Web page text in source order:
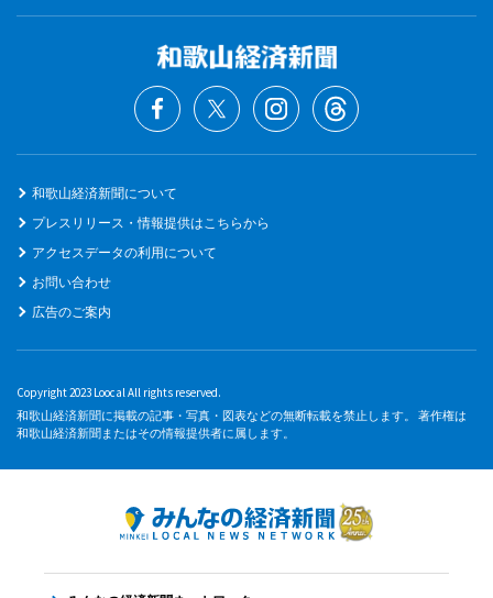
和歌山経済新聞について
プレスリリース・情報提供はこちらから
アクセスデータの利用について
お問い合わせ
広告のご案内
Copyright 2023 Loocal All rights reserved.
和歌山経済新聞に掲載の記事・写真・図表などの無断転載を禁止します。 著作権は
和歌山経済新聞またはその情報提供者に属します。